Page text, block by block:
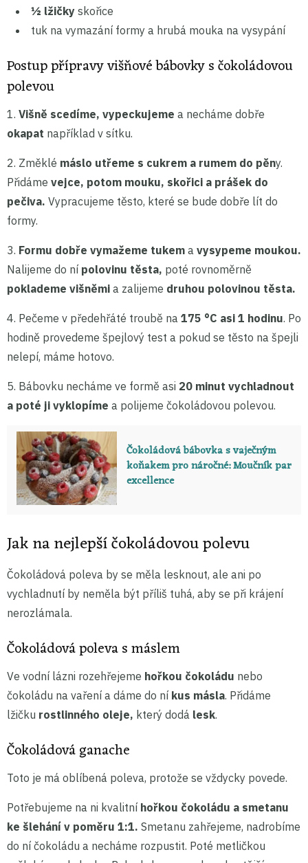
½ lžičky skořice
tuk na vymazání formy a hrubá mouka na vysypání
Postup přípravy višňové bábovky s čokoládovou
polevou
1. Višně scedíme, vypeckujeme a necháme dobře
okapat například v sítku.
2. Změklé máslo utřeme s cukrem a rumem do pěny.
Přidáme vejce, potom mouku, skořici a prášek do
pečiva. Vypracujeme těsto, které se bude dobře lít do
formy.
3. Formu dobře vymažeme tukem a vysypeme moukou.
Nalijeme do ní polovinu těsta, poté rovnoměrně
poklademe višněmi a zalijeme druhou polovinou těsta.
4. Pečeme v předehřáté troubě na 175 °C asi 1 hodinu. Po
hodině provedeme špejlový test a pokud se těsto na špejli
nelepí, máme hotovo.
5. Bábovku necháme ve formě asi 20 minut vychladnout
a poté ji vyklopíme a polijeme čokoládovou polevou.
Čokoládová bábovka s vaječným
koňakem pro náročné: Moučník par
excellence
Jak na nejlepší čokoládovou polevu
Čokoládová poleva by se měla lesknout, ale ani po
vychladnutí by neměla být příliš tuhá, aby se při krájení
nerozlámala.
Čokoládová poleva s máslem
Ve vodní lázni rozehřejeme hořkou čokoládu nebo
čokoládu na vaření a dáme do ní kus másla. Přidáme
lžičku rostlinného oleje, který dodá lesk.
Čokoládová ganache
Toto je má oblíbená poleva, protože se vždycky povede.
Potřebujeme na ni kvalitní hořkou čokoládu a smetanu
ke šlehání v poměru 1:1. Smetanu zahřejeme, nadrobíme
do ní čokoládu a necháme rozpustit. Poté metličkou